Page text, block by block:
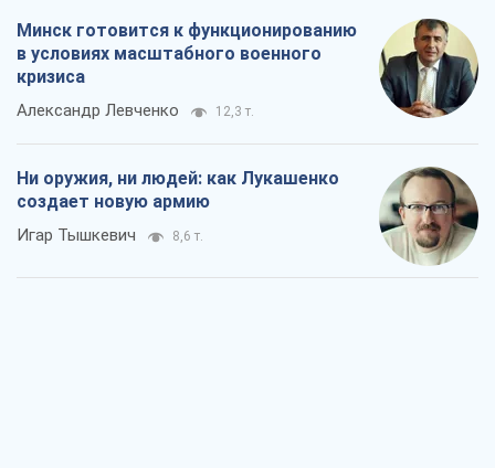
Минск готовится к функционированию
в условиях масштабного военного
кризиса
Александр Левченко 12,3 т.
Ни оружия, ни людей: как Лукашенко
создает новую армию
Игар Тышкевич 8,6 т.